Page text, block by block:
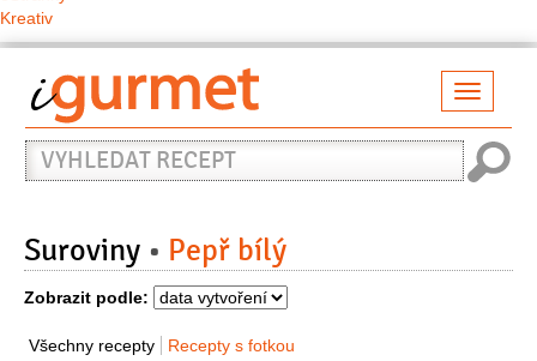
Kreativ
Vyhledat
recept
Suroviny Pepř bílý
Zobrazit podle:
Všechny recepty
Recepty s fotkou